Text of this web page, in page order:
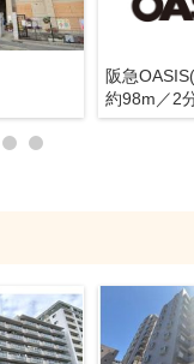
約98m／2